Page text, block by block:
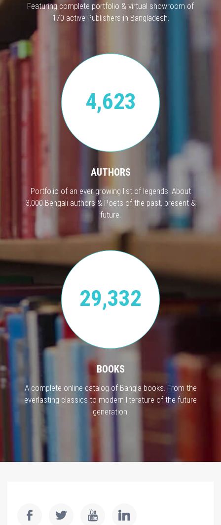
Featuring complete portfolio & virtual showroom of
170 active Publishers in Bangladesh.
4,623
AUTHORS
Portfolio of an ever growing list of legends. About
3,000 Bengali authors & Poets of the past, present &
future.
29,332
BOOKS
A complete online catalog of Bangla books. From the
everlasting classics to modern literature of the future
generation.